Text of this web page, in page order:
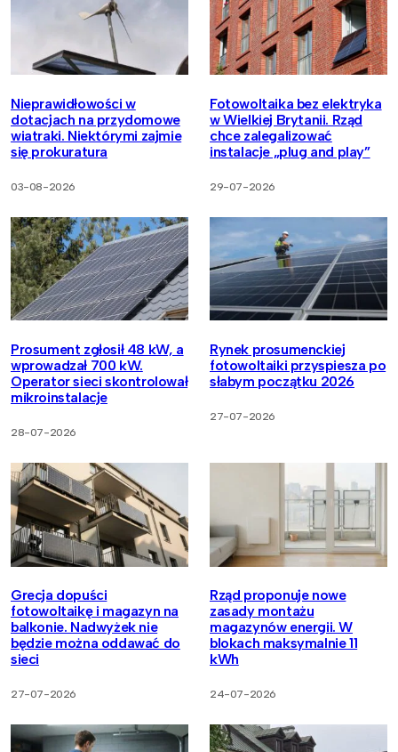
Nieprawidłowości w
dotacjach na przydomowe
wiatraki. Niektórymi zajmie
się prokuratura
03-08-2026
Fotowoltaika bez elektryka
w Wielkiej Brytanii. Rząd
chce zalegalizować
instalacje „plug and play”
29-07-2026
Prosument zgłosił 48 kW, a
wprowadzał 700 kW.
Operator sieci skontrolował
mikroinstalacje
28-07-2026
Rynek prosumenckiej
fotowoltaiki przyspiesza po
słabym początku 2026
27-07-2026
Grecja dopuści
fotowoltaikę i magazyn na
balkonie. Nadwyżek nie
będzie można oddawać do
sieci
27-07-2026
Rząd proponuje nowe
zasady montażu
magazynów energii. W
blokach maksymalnie 11
kWh
24-07-2026